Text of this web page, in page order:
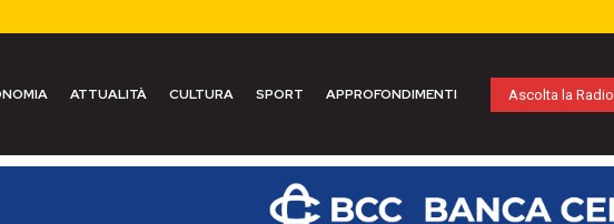
ATTUALITÀ CULTURA SPORT APPROFONDIMENTI Ascolta la Radio